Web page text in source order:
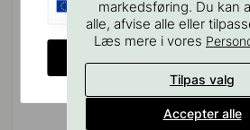
markedsføring. Du kan
alle, afvise alle eller
Læs mere i vores
Tilpas valg
Accepter alle
EU